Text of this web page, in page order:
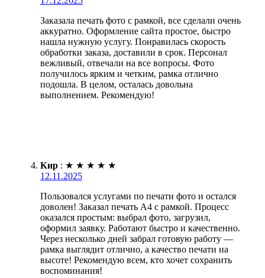
Заказала печать фото с рамкой, все сделали очень
аккуратно. Оформление сайта простое, быстро
нашла нужную услугу. Понравилась скорость
обработки заказа, доставили в срок. Персонал
вежливый, отвечали на все вопросы. Фото
получилось ярким и четким, рамка отлично
подошла. В целом, осталась довольна
выполнением. Рекомендую!
Кир : ★ ★ ★ ★ ★
12.11.2025
Пользовался услугами по печати фото и остался
доволен! Заказал печать А4 с рамкой. Процесс
оказался простым: выбрал фото, загрузил,
оформил заявку. Работают быстро и качественно.
Через несколько дней забрал готовую работу —
рамка выглядит отлично, а качество печати на
высоте! Рекомендую всем, кто хочет сохранить
воспоминания!